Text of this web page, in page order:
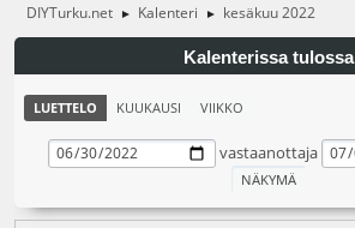
DIYTurku.net ► Kalenteri ► kesäkuu 2022
Kalenterissa tulossa
LUETTELO KUUKAUSI VIIKKO
vastaanottaja